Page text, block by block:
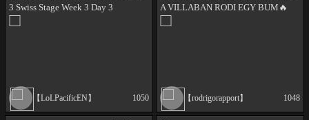
3 Swiss Stage Week 3 Day 3
【LoLPacificEN】 1050
A VILLABAN RODI EGY BUM🔥
【rodrigorapport】 1048